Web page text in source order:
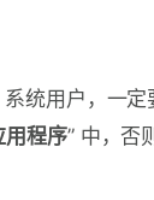
统用户，一定
用程序” 中，否